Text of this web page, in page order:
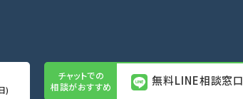
無料LINE相談窓口